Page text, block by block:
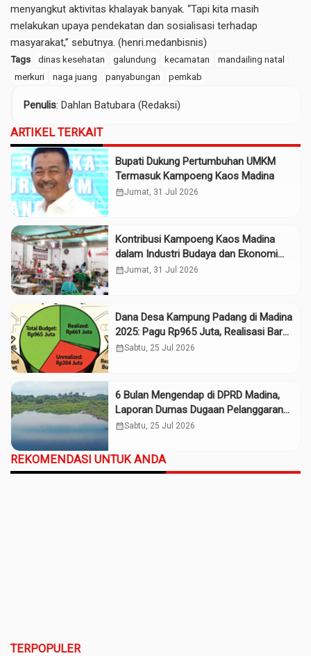
menyangkut aktivitas khalayak banyak. “Tapi kita masih
melakukan upaya pendekatan dan sosialisasi terhadap
masyarakat,” sebutnya. (henri.medanbisnis)
Tags dinas kesehatan galundung kecamatan
mandailing natal
merkuri
naga juang panyabungan pemkab
Penulis: Dahlan Batubara (Redaksi)
ARTIKEL TERKAIT
Bupati Dukung Pertumbuhan UMKM
Termasuk Kampoeng Kaos Madina
calendar_monthJumat, 31 Jul 2026
Kontribusi Kampoeng Kaos Madina
dalam Industri Budaya dan Ekonomi
Daerah
calendar_monthJumat, 31 Jul 2026
Dana Desa Kampung Padang di Madina
2025: Pagu Rp965 Juta, Realisasi Baru
Rp661 Juta
calendar_monthSabtu, 25 Jul 2026
6 Bulan Mengendap di DPRD Madina,
Laporan Dumas Dugaan Pelanggaran
PT Rendi Tak Digubris
calendar_monthSabtu, 25 Jul 2026
REKOMENDASI UNTUK ANDA
TERPOPULER